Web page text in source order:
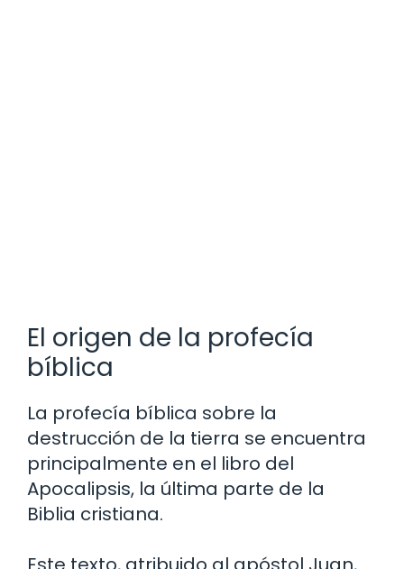
El origen de la profecía
bíblica
La profecía bíblica sobre la
destrucción de la tierra se encuentra
principalmente en el libro del
Apocalipsis, la última parte de la
Biblia cristiana.